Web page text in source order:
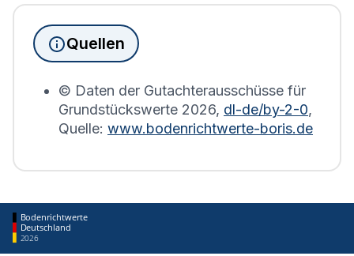
Immobilien, die sich in Wannweil befinden, wird
die Grundsteuererklärung auf Basis des
Bodenrichtwerts des entsprechenden Jahres
Quellen
© Daten der Gutachterausschüsse für
Grundstückswerte 2026, dl-de/by-2-0,
Quelle: www.bodenrichtwerte-boris.de
Bodenrichtwerte
Deutschland
2026